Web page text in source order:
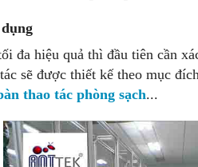
đa hiệu quả thì đầu tiên cần
sẽ được thiết kế theo mục
thao tác phòng sạch...